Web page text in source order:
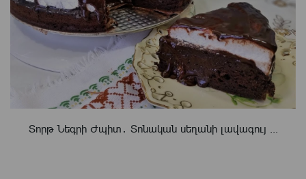
Տորթ Նեգրի Ժպիտ․ Տոնական սեղանի լավագույ ...